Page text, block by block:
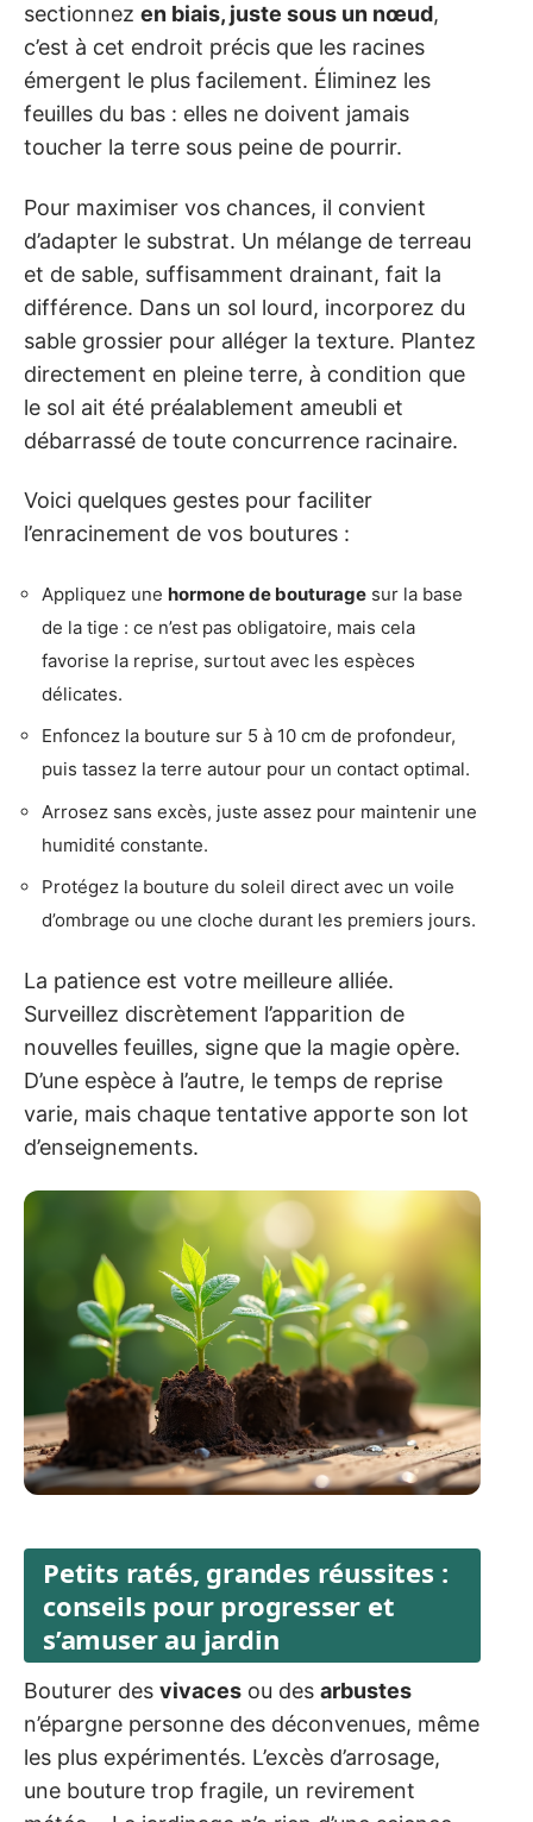
sectionnez en biais, juste sous un nœud,
c’est à cet endroit précis que les racines
émergent le plus facilement. Éliminez les
feuilles du bas : elles ne doivent jamais
toucher la terre sous peine de pourrir.
Pour maximiser vos chances, il convient
d’adapter le substrat. Un mélange de terreau
et de sable, suffisamment drainant, fait la
différence. Dans un sol lourd, incorporez du
sable grossier pour alléger la texture. Plantez
directement en pleine terre, à condition que
le sol ait été préalablement ameubli et
débarrassé de toute concurrence racinaire.
Voici quelques gestes pour faciliter
l’enracinement de vos boutures :
Appliquez une hormone de bouturage sur la base
de la tige : ce n’est pas obligatoire, mais cela
favorise la reprise, surtout avec les espèces
délicates.
Enfoncez la bouture sur 5 à 10 cm de profondeur,
puis tassez la terre autour pour un contact optimal.
Arrosez sans excès, juste assez pour maintenir une
humidité constante.
Protégez la bouture du soleil direct avec un voile
d’ombrage ou une cloche durant les premiers jours.
La patience est votre meilleure alliée.
Surveillez discrètement l’apparition de
nouvelles feuilles, signe que la magie opère.
D’une espèce à l’autre, le temps de reprise
varie, mais chaque tentative apporte son lot
d’enseignements.
Petits ratés, grandes réussites :
conseils pour progresser et
s’amuser au jardin
Bouturer des vivaces ou des arbustes
n’épargne personne des déconvenues, même
les plus expérimentés. L’excès d’arrosage,
une bouture trop fragile, un revirement